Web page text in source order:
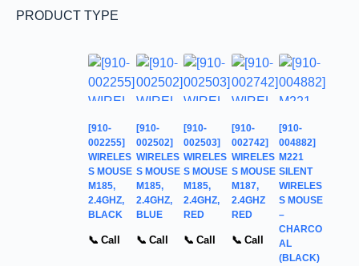
PRODUCT TYPE
[910-
002255]
WIRELES
S MOUSE
M185,
2.4GHZ,
BLACK
📞 Call
[910-
002502]
WIRELES
S MOUSE
M185,
2.4GHZ,
BLUE
📞 Call
[910-
002503]
WIRELES
S MOUSE
M185,
2.4GHZ,
RED
📞 Call
[910-
002742]
WIRELES
S MOUSE
M187,
2.4GHZ
RED
📞 Call
[910-
004882]
M221
SILENT
WIRELES
S MOUSE
–
CHARCO
AL
(BLACK)